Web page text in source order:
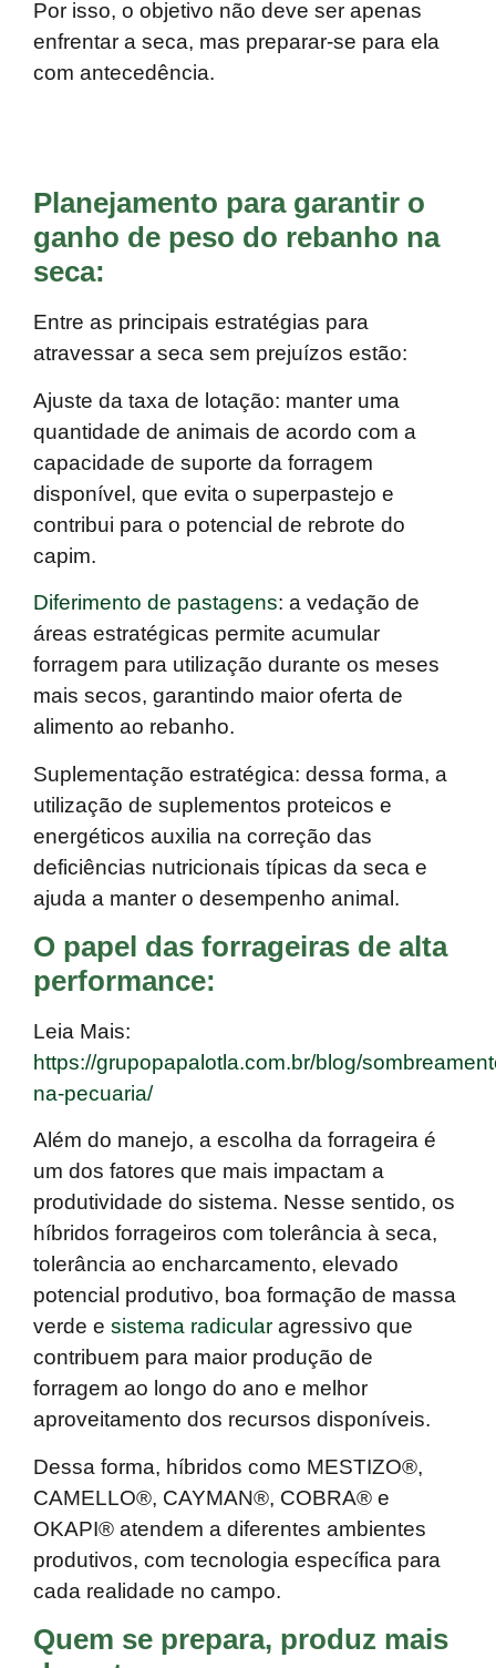
Por isso, o objetivo não deve ser apenas
enfrentar a seca, mas preparar-se para ela
com antecedência.
Planejamento para garantir o
ganho de peso do rebanho na
seca:
Entre as principais estratégias para
atravessar a seca sem prejuízos estão:
Ajuste da taxa de lotação: manter uma
quantidade de animais de acordo com a
capacidade de suporte da forragem
disponível, que evita o superpastejo e
contribui para o potencial de rebrote do
capim.
Diferimento de pastagens: a vedação de
áreas estratégicas permite acumular
forragem para utilização durante os meses
mais secos, garantindo maior oferta de
alimento ao rebanho.
Suplementação estratégica: dessa forma, a
utilização de suplementos proteicos e
energéticos auxilia na correção das
deficiências nutricionais típicas da seca e
ajuda a manter o desempenho animal.
O papel das forrageiras de alta
performance:
Leia Mais:
https://grupopapalotla.com.br/blog/
na-pecuaria/
Além do manejo, a escolha da forrageira é
um dos fatores que mais impactam a
produtividade do sistema. Nesse sentido, os
híbridos forrageiros com tolerância à seca,
tolerância ao encharcamento, elevado
potencial produtivo, boa formação de massa
verde e sistema radicular agressivo que
contribuem para maior produção de
forragem ao longo do ano e melhor
aproveitamento dos recursos disponíveis.
Dessa forma, híbridos como MESTIZO®,
CAMELLO®, CAYMAN®, COBRA® e
OKAPI® atendem a diferentes ambientes
produtivos, com tecnologia específica para
cada realidade no campo.
Quem se prepara, produz mais